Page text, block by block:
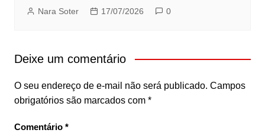
Nara Soter 17/07/2026 0
Deixe um comentário
O seu endereço de e-mail não será publicado. Campos
obrigatórios são marcados com *
Comentário *